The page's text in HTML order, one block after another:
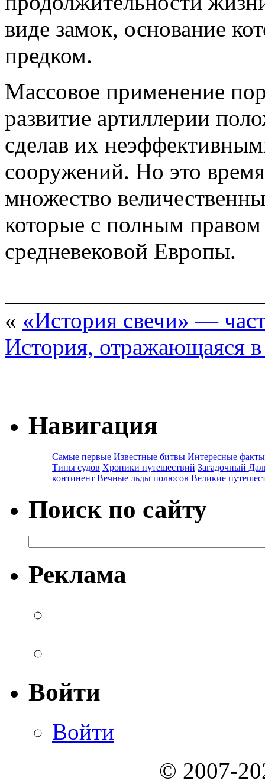
виде замок, основание
предком.
Массовое применение
развитие артиллерии
сделав их
сооружений. Но это
множество
которые с полным
средневековой Европы.
« «История свечи» —
История, отражающаяся
Навигация
Самые первые Известные битвы Интересные факты
Типы судов Хроники путешествий Загадочный
континент Вечные льды полюсов Великие
Поиск по сайту
Реклама
Войти
Войти
© 2007-